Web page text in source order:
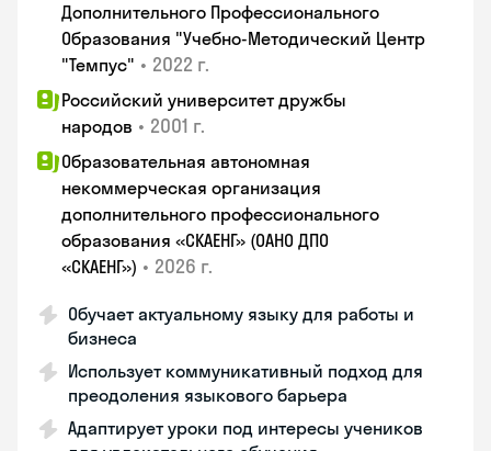
Дополнительного Профессионального
Образования "Учебно-Методический Центр
"Темпус" • 2022 г.
Российский университет дружбы
народов • 2001 г.
Образовательная автономная
некоммерческая организация
дополнительного профессионального
образования «СКАЕНГ» (ОАНО ДПО
«СКАЕНГ») • 2026 г.
Обучает актуальному языку для работы и
бизнеса
Использует коммуникативный подход для
преодоления языкового барьера
Адаптирует уроки под интересы учеников